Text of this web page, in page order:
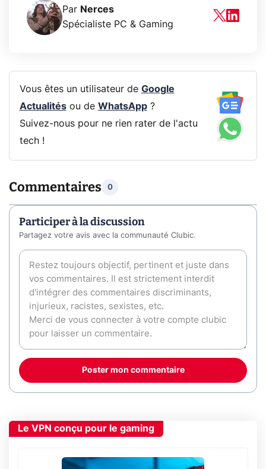
Par Nerces
Spécialiste PC & Gaming
Vous êtes un utilisateur de Google
Actualitésou de WhatsApp?
Suivez-nous pour ne rien rater de l'actu
tech !
Commentaires 0
Participer à la discussion
Partagez votre avis avec la communauté Clubic.
Poster mon commentaire
Le VPN conçu pour le gaming